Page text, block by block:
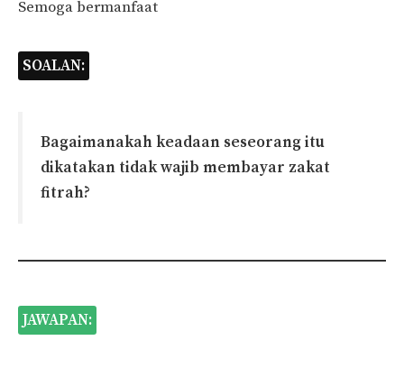
Semoga bermanfaat
SOALAN:
Bagaimanakah keadaan seseorang itu
dikatakan tidak wajib membayar zakat
fitrah?
JAWAPAN: